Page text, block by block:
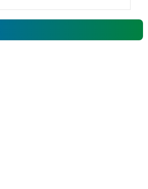
ఘన నివాళి